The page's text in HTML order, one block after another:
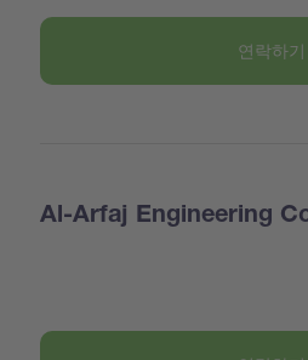
연락하기
Al-Arfaj Engineering